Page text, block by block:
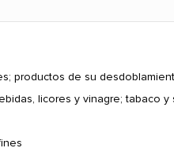
productos de su
licores y vinagre; tabaco